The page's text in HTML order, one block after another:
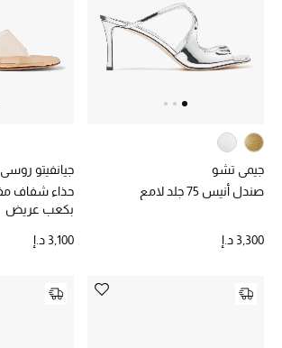
هدايا حسب السعر
المصممون
المصممون أ-ي
مصممون جدد
جيمي تشو
صندل أنيس 75 جلد لامع
3,300 د.إ
جيانفيتو روسي
بكعب عريض
3,100 د.إ